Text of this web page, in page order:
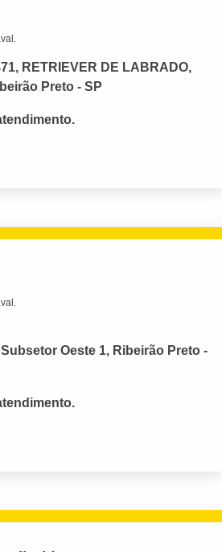
RETRIEVER DE LABRADO,
Preto - SP
Oeste 1, Ribeirão Preto -